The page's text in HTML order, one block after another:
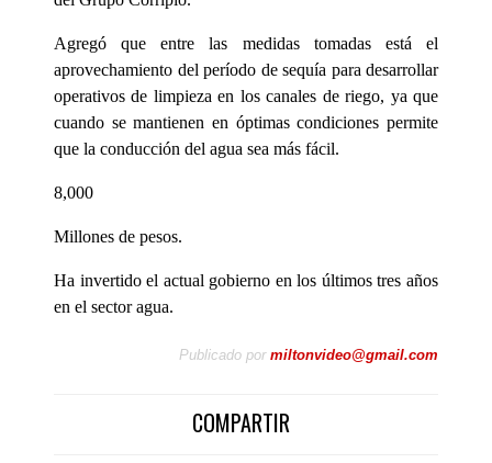
Agregó que entre las medidas tomadas está el
aprovechamiento del período de sequía para desarrollar
operativos de limpieza en los canales de riego, ya que
cuando se mantienen en óptimas condiciones permite
que la conducción del agua sea más fácil.
8,000
Millones de pesos.
Ha invertido el actual gobierno en los últimos tres años
en el sector agua.
Publicado por miltonvideo@gmail.com
COMPARTIR